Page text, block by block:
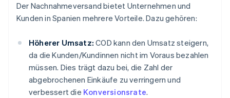
Der Nachnahmeversand bietet Unternehmen und
Kunden in Spanien mehrere Vorteile. Dazu gehören:
Höherer Umsatz: COD kann den Umsatz steigern,
da die Kunden/Kundinnen nicht im Voraus bezahlen
müssen. Dies trägt dazu bei, die Zahl der
abgebrochenen Einkäufe zu verringern und
verbessert die Konversionsrate.